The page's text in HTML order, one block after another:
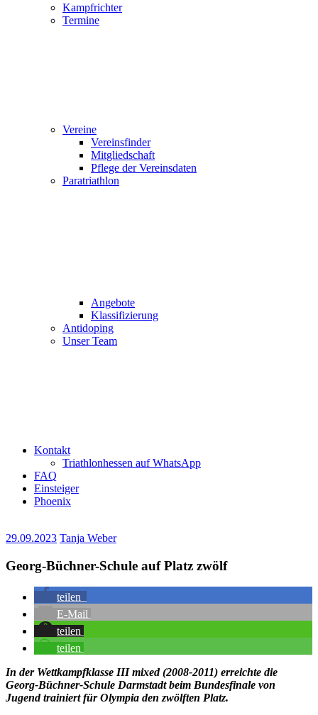
Kampfrichter
Termine
Vereine
Vereinsfinder
Mitgliedschaft
Pflege der Vereinsdaten
Paratriathlon
Angebote
Klassifizierung
Antidoping
Unser Team
Kontakt
Triathlonhessen auf WhatsApp
FAQ
Einsteiger
Phoenix
29.09.2023 Tanja Weber
Georg-Büchner-Schule auf Platz zwölf
teilen
E-Mail
teilen
teilen
In der Wettkampfklasse III mixed (2008-2011) erreichte die
Georg-Büchner-Schule Darmstadt beim Bundesfinale von
Jugend trainiert für Olympia den zwölften Platz.